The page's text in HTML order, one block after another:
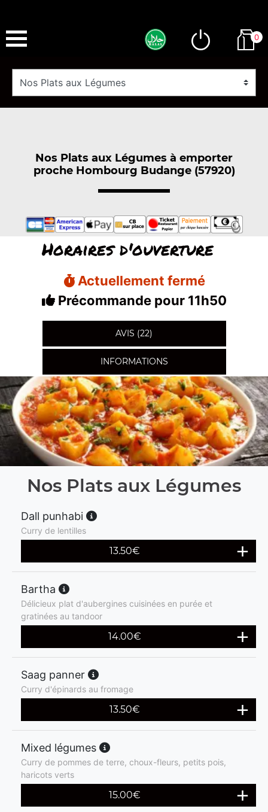
0
Nos Plats aux Légumes à emporter
proche Hombourg Budange (57920)
Horaires d'ouverture
Actuellement fermé
Précommande pour 11h50
AVIS (22)
INFORMATIONS
Nos Plats aux Légumes
Dall punhabi
Curry de lentilles
13.50€
Bartha
Délicieux plat d'aubergines cuisinées en purée et
gratinées au tandoor
14.00€
Saag panner
Curry d'épinards au fromage
13.50€
Mixed légumes
Curry de pommes de terre, choux-fleurs, petits pois,
haricots verts
15.00€